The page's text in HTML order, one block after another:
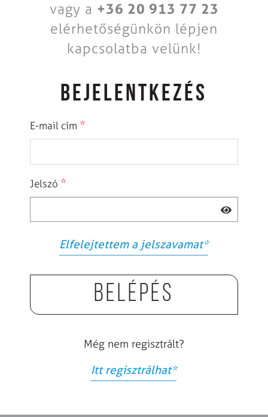
vagy a +36 20 913 77 23
elérhetőségünkön lépjen
kapcsolatba velünk!
BEJELENTKEZÉS
E-mail cím *
Jelszó *
Elfelejtettem a jelszavamat*
Belépés
Még nem regisztrált?
Itt regisztrálhat*